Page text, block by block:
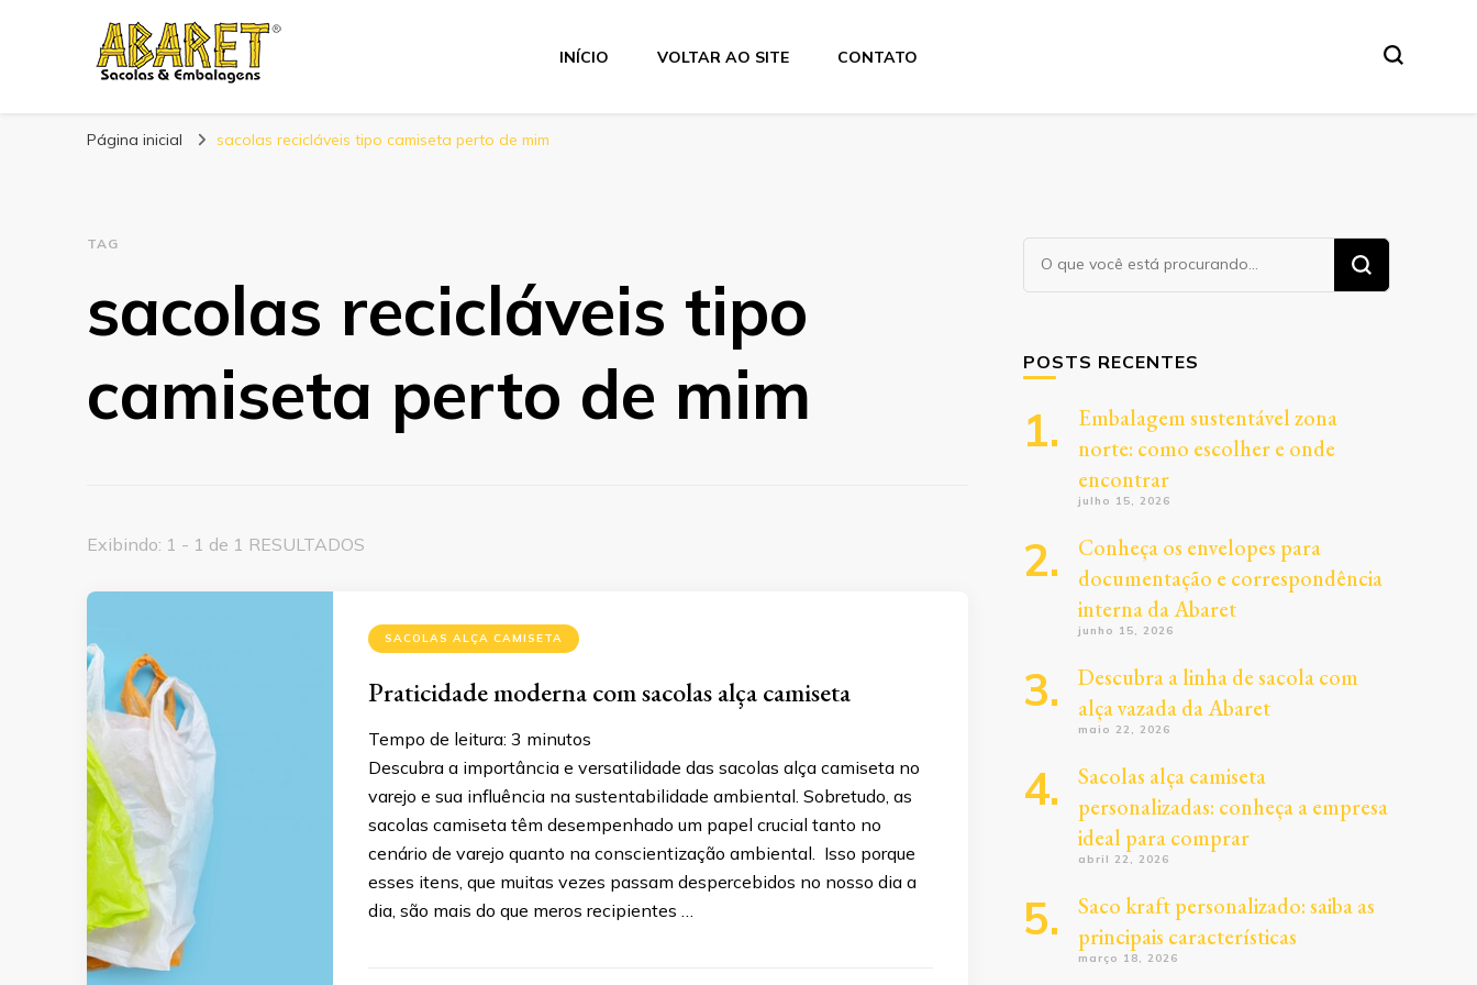
Abaret
INÍCIO VOLTAR AO SITE CONTATO
Página inicial sacolas recicláveis tipo camiseta perto de mim
TAG
sacolas recicláveis tipo
camiseta perto de mim
Exibindo: 1 - 1 de 1 RESULTADOS
SACOLAS ALÇA CAMISETA
Praticidade moderna com sacolas alça camiseta
Tempo de leitura: 3 minutos
Descubra a importância e versatilidade das sacolas alça camiseta no
varejo e sua influência na sustentabilidade ambiental. Sobretudo, as
sacolas camiseta têm desempenhado um papel crucial tanto no
cenário de varejo quanto na conscientização ambiental. Isso porque
esses itens, que muitas vezes passam despercebidos no nosso dia a
dia, são mais do que meros recipientes …
Procurando
algo?
POSTS RECENTES
Embalagem sustentável zona
norte: como escolher e onde
encontrar
julho 15, 2026
Conheça os envelopes para
documentação e correspondência
interna da Abaret
junho 15, 2026
Descubra a linha de sacola com
alça vazada da Abaret
maio 22, 2026
Sacolas alça camiseta
personalizadas: conheça a empresa
ideal para comprar
abril 22, 2026
Saco kraft personalizado: saiba as
principais características
março 18, 2026